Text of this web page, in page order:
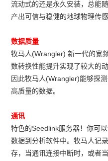
流动式的还是永久安装，总能
产出可信与稳健的地球物理传感
数据质量
牧马人(Wrangler) 新一代的宽
数转换性能提升实现了较大的
因此牧马人(Wrangler)能够探
高质量的数据。
通讯
特色的Seedlink服务器！你可
数据到分析软件中。牧马人记
存，当通讯连接中断时，或者